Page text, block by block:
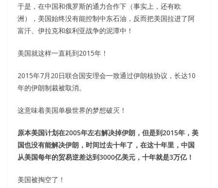
于是，在中国和俄罗斯的通力合作下（事实上，还有欧
洲），美国始终没有能控制中东石油，反而把美国拉进了阿
富汗、伊拉克和叙利亚战争的泥潭中！
美国就这样一直耗到2015年！
2015年7月20日联合国安理会一致通过伊朗核协议，长达10
年的伊朗制裁被取消。
这意味着美国单极世界的梦想破灭！
原本美国计划在2005年左右解决掉伊朗，但是到2015年，美
国也没有能解决伊朗，时间过去十年了，在这十年里，中国
从美国每年的贸易逆差达到3000亿美元，十年就是3万亿！
美国被掏空了！